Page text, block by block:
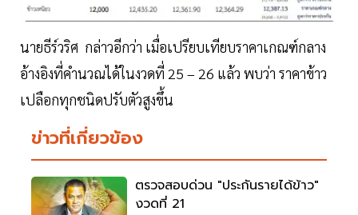
นายธีร์วริศ กล่าวอีกว่า เมื่อเปรียบเทียบราคาเกณฑ์กลาง
อ้างอิงที่คำนวณได้ในงวดที่ 25 – 26 แล้ว พบว่า ราคาข้าว
เปลือกทุกชนิดปรับตัวสูงขึ้น
ข่าวที่เกี่ยวข้อง
ตรวจสอบด่วน "ประกันรายได้ข้าว"
งวดที่ 21